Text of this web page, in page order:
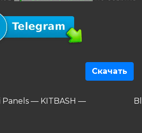
Скачать
Panels — KITBASH —